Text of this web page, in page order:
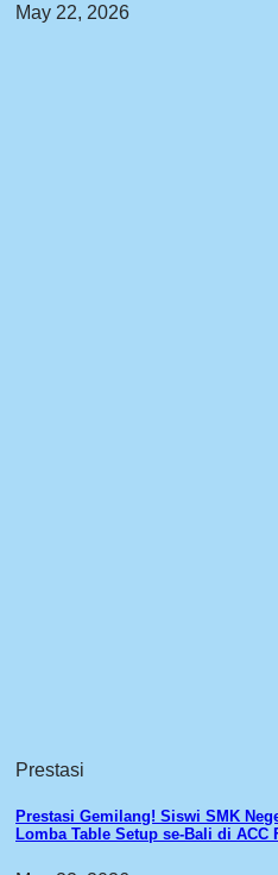
May 22, 2026
Prestasi
Prestasi Gemilang! Siswi SMK
Lomba Table Setup se-Bali di ACC